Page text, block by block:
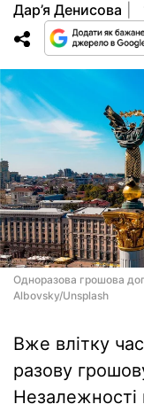
Дар’я Денисова
Одноразова грошова
Albovsky/Unsplash
Вже влітку
разову
Незалежності